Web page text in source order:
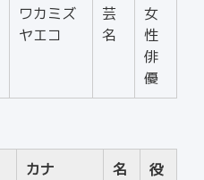
ワカミズ
ヤエコ
芸
名
女
性
俳
優
カナ
名
役